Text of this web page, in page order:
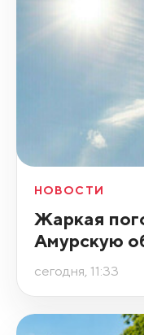
НОВОСТИ
Жаркая
Амурскую
сегодня, 11:33